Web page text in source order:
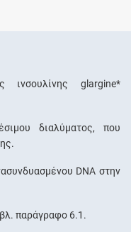
glargine*
διαλύματος, που
DNA στην
παράγραφο 6.1.